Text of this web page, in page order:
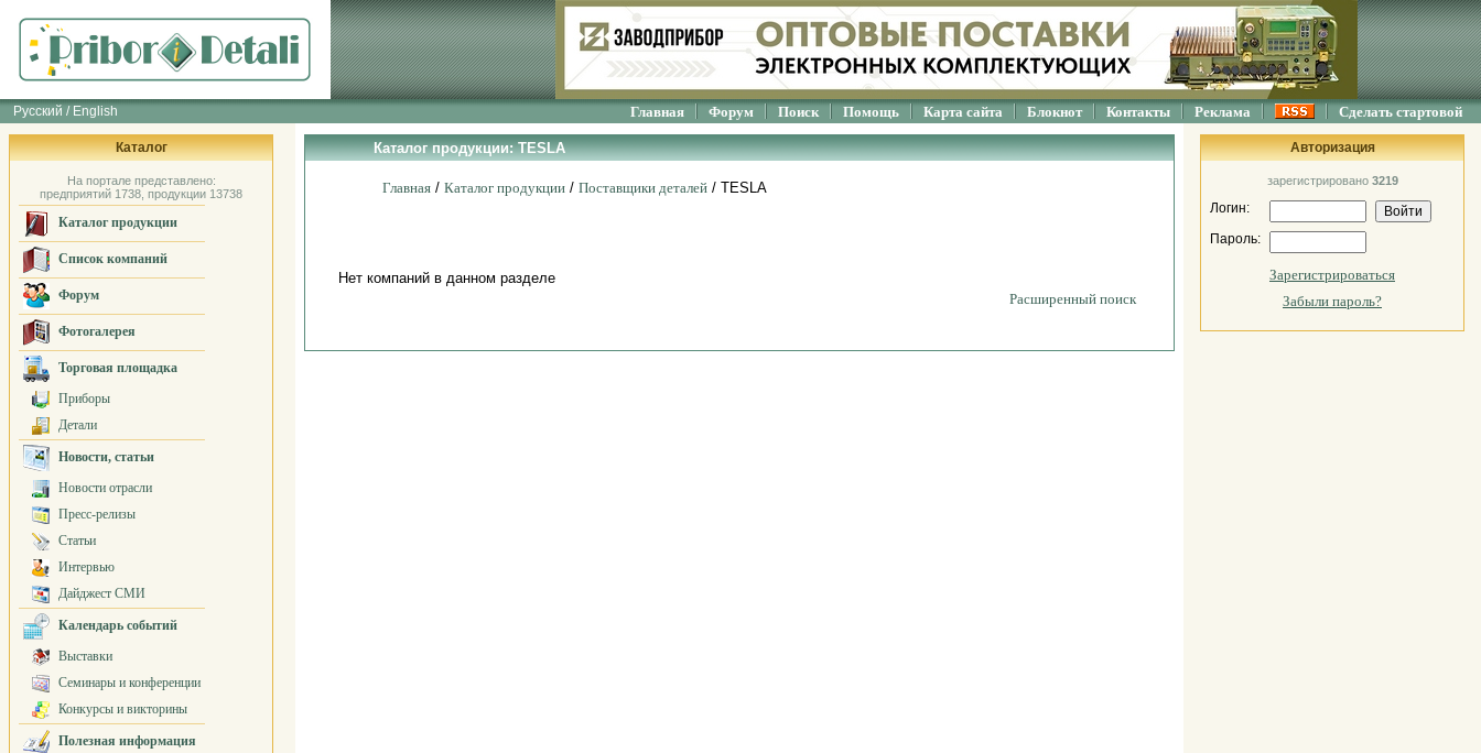
Русский / English Главная Форум Поиск Помощь Карта сайта Блокнот Контакты Реклама Сделать стартовой
Каталог
На портале представлено:
предприятий 1738, продукции 13738
Каталог продукции
Список компаний
Форум
Фотогалерея
Торговая площадка
Приборы
Детали
Новости, статьи
Новости отрасли
Пресс-релизы
Статьи
Интервью
Дайджест СМИ
Календарь событий
Выставки
Семинары и конференции
Конкурсы и викторины
Полезная информация
Каталог продукции: TESLA
Главная / Каталог продукции / Поставщики деталей / TESLA
Нет компаний в данном разделе
Расширенный поиск
Авторизация
зарегистрировано 3219
Логин:
Пароль:
Зарегистрироваться
Забыли пароль?